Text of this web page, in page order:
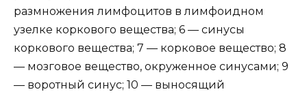
размножения лимфоцитов в лимфоидном
узелке коркового вещества; 6 — синусы
коркового вещества; 7 — корковое вещество; 8
— мозговое вещество, окруженное синусами; 9
— воротный синус; 10 — выносящий